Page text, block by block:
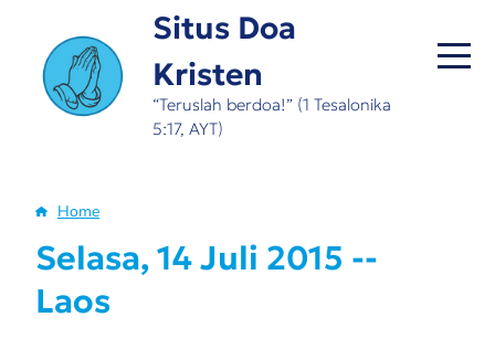
main
content
Situs Doa
Kristen
“Teruslah berdoa!” (1 Tesalonika
5:17, AYT)
Breadcrumb
Home
Selasa, 14 Juli 2015 --
Laos